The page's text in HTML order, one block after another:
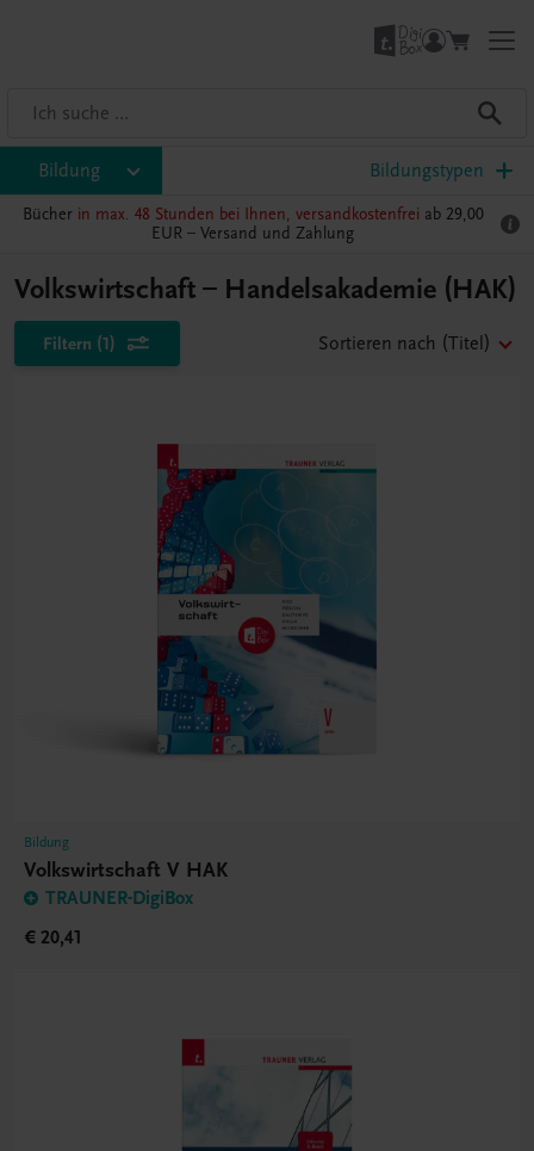
Bildung Bildungstypen
Bücher in max. 48 Stunden bei Ihnen, versandkostenfrei ab 29,00
EUR – Versand und Zahlung
Volkswirtschaft – Handelsakademie (HAK)
Filtern (1) Sortieren nach (Titel)
Bildung
Volkswirtschaft V HAK
TRAUNER-DigiBox
€ 20,41